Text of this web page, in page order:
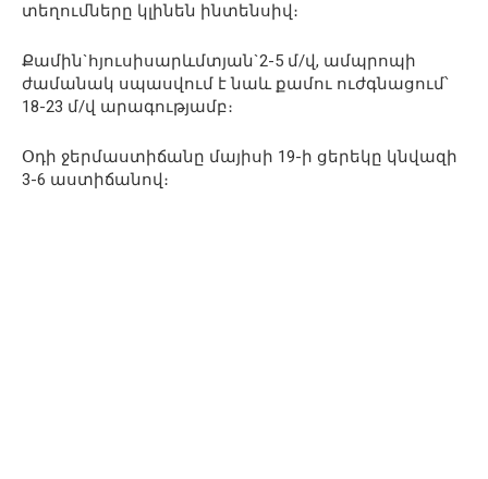
տեղումները կլինեն ինտենսիվ։
Քամին`հյուսիսարևմտյան`2-5 մ/վ, ամպրոպի
ժամանակ սպասվում է նաև քամու ուժգնացում՝
18-23 մ/վ արագությամբ։
Օդի ջերմաստիճանը մայիսի 19-ի ցերեկը կնվազի
3-6 աստիճանով։